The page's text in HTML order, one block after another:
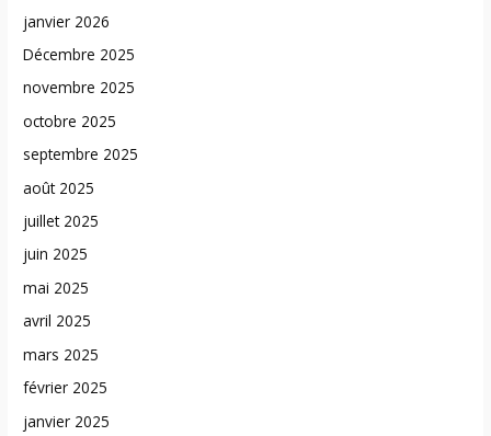
janvier 2026
Décembre 2025
novembre 2025
octobre 2025
septembre 2025
août 2025
juillet 2025
juin 2025
mai 2025
avril 2025
mars 2025
février 2025
janvier 2025